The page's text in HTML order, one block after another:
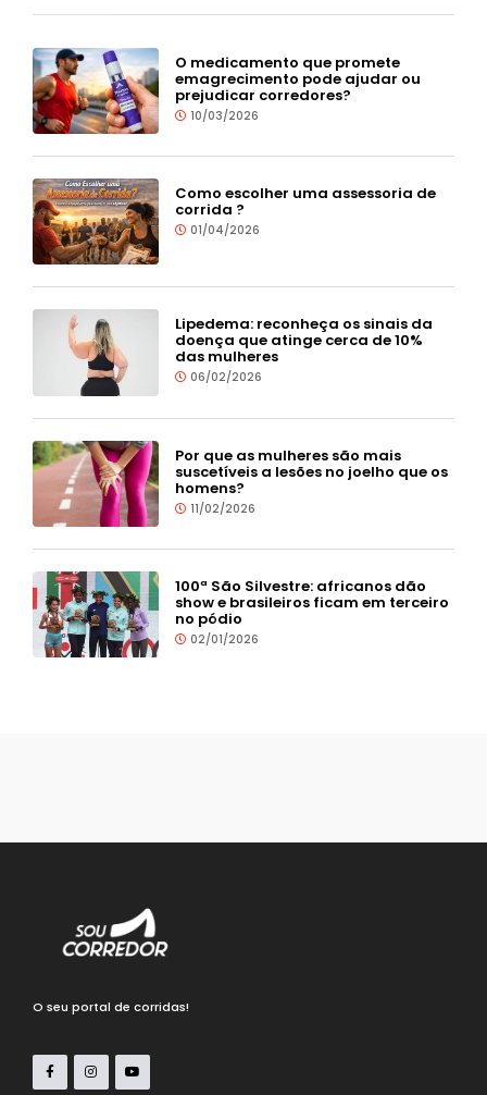
O medicamento que promete
emagrecimento pode ajudar ou
prejudicar corredores?
10/03/2026
Como escolher uma assessoria de
corrida ?
01/04/2026
Lipedema: reconheça os sinais da
doença que atinge cerca de 10%
das mulheres
06/02/2026
Por que as mulheres são mais
suscetíveis a lesões no joelho que os
homens?
11/02/2026
100ª São Silvestre: africanos dão
show e brasileiros ficam em terceiro
no pódio
02/01/2026
O seu portal de corridas!